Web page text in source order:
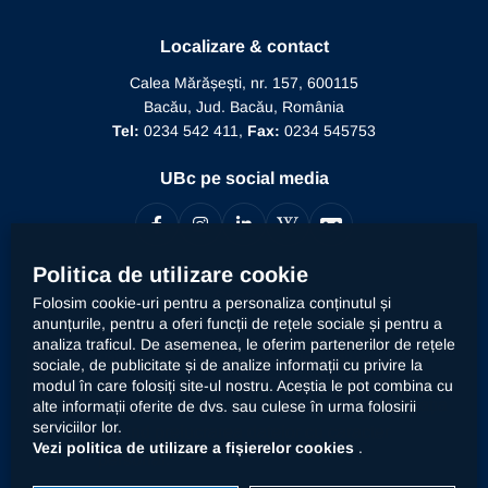
Relații internaționale
Informații de interes public
Documente interne
Recunoaștere funcție didactică
Recunoaștere conducător doctorat
Localizare & contact
Calea Mărășești, nr. 157, 600115
Bacău, Jud. Bacău, România
Tel: 0234 542 411, Fax: 0234 545753
UBc pe social media
Contact
Universitatea „Vasile Alecsandri” din Bacău prelucrează
datele dumneavoastră cu caracter personal, respectiv
imaginea prin mijloace automatizate. Accesațideclarația
privind prelucrarea datelor cu caracter
personal
Politica de utilizare cookie
Folosim cookie-uri pentru a personaliza conținutul și
anunțurile, pentru a oferi funcții de rețele sociale și pentru a
analiza traficul. De asemenea, le oferim partenerilor de rețele
sociale, de publicitate și de analize informații cu privire la
modul în care folosiți site-ul nostru. Aceștia le pot combina cu
alte informații oferite de dvs. sau culese în urma folosirii
serviciilor lor.
Vezi politica de utilizare a fișierelor cookies .